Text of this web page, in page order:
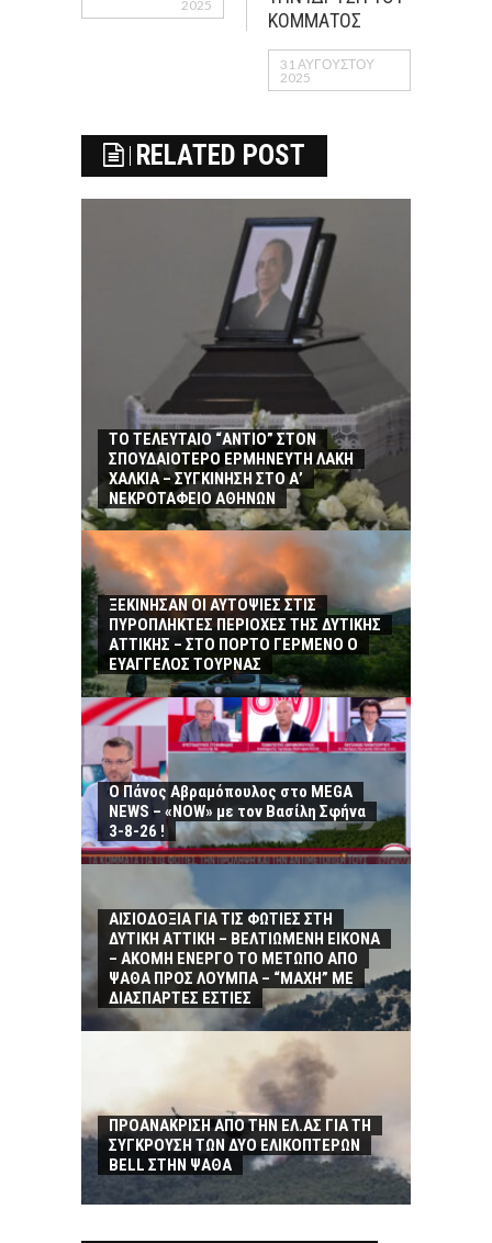
2025
ΚΟΜΜΑΤΟΣ
31 ΑΥΓΟΎΣΤΟΥ
2025
RELATED POST
ΤΟ ΤΕΛΕΥΤΑΙΟ “ΑΝΤΙΟ” ΣΤΟΝ
ΣΠΟΥΔΑΙΟΤΕΡΟ ΕΡΜΗΝΕΥΤΗ ΛΑΚΗ
ΧΑΛΚΙΑ – ΣΥΓΚΙΝΗΣΗ ΣΤΟ Α’
ΝΕΚΡΟΤΑΦΕΙΟ ΑΘΗΝΩΝ
ΞΕΚΙΝΗΣΑΝ ΟΙ ΑΥΤΟΨΙΕΣ ΣΤΙΣ
ΠΥΡΟΠΛΗΚΤΕΣ ΠΕΡΙΟΧΕΣ ΤΗΣ ΔΥΤΙΚΗΣ
ΑΤΤΙΚΗΣ – ΣΤΟ ΠΟΡΤΟ ΓΕΡΜΕΝΟ Ο
ΕΥΑΓΓΕΛΟΣ ΤΟΥΡΝΑΣ
Ο Πάνος Αβραμόπουλος στο MEGA
NEWS – «NOW» με τον Βασίλη Σφήνα
3-8-26 !
ΑΙΣΙΟΔΟΞΙΑ ΓΙΑ ΤΙΣ ΦΩΤΙΕΣ ΣΤΗ
ΔΥΤΙΚΗ ΑΤΤΙΚΗ – ΒΕΛΤΙΩΜΕΝΗ ΕΙΚΟΝΑ
– ΑΚΟΜΗ ΕΝΕΡΓΟ ΤΟ ΜΕΤΩΠΟ ΑΠΟ
ΨΑΘΑ ΠΡΟΣ ΛΟΥΜΠΑ – “ΜΑΧΗ” ΜΕ
ΔΙΑΣΠΑΡΤΕΣ ΕΣΤΙΕΣ
ΠΡΟΑΝΑΚΡΙΣΗ ΑΠΟ ΤΗΝ ΕΛ.ΑΣ ΓΙΑ ΤΗ
ΣΥΓΚΡΟΥΣΗ ΤΩΝ ΔΥΟ ΕΛΙΚΟΠΤΕΡΩΝ
BELL ΣΤΗΝ ΨΑΘΑ